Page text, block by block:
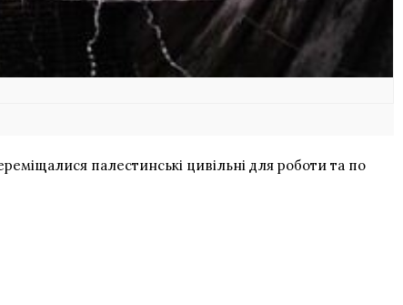
палестинські цивільні для роботи та по